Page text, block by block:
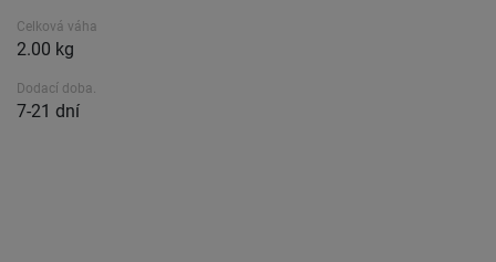
Celková váha
2.00 kg
Dodací doba.
7-21 dní